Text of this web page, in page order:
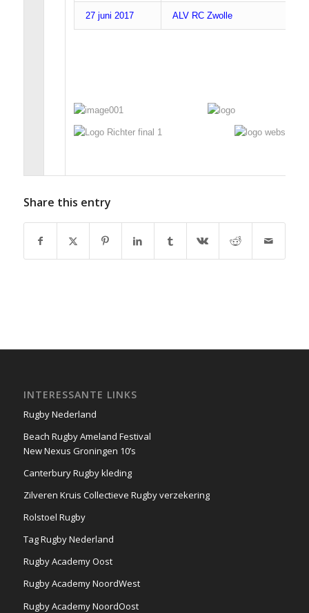
27 juni 2017 ALV RC Zwolle
Share this entry
INTERESSANTE LINKS
Rugby Nederland
Beach Rugby Ameland Festival
New Nexus Groningen 10’s
Canterbury Rugby kleding
Zilveren Kruis Collectieve Rugby verzekering
Rolstoel Rugby
Tag Rugby Nederland
Rugby Academy Oost
Rugby Academy NoordWest
Rugby Academy NoordOost